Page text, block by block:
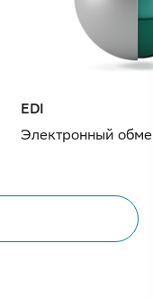
EDI
Электронный